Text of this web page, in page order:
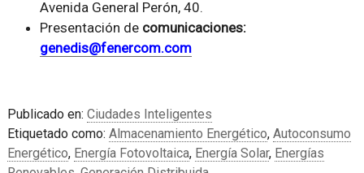
Avenida General Perón, 40.
Presentación de comunicaciones:
genedis@fenercom.com
Publicado en: Ciudades Inteligentes
Etiquetado como: Almacenamiento Energético, Autoconsumo
Energético, Energía Fotovoltaica, Energía Solar, Energías